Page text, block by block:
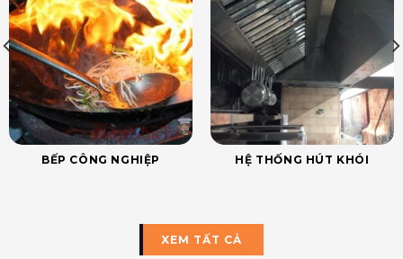
BẾP CÔNG NGHIỆP HỆ THỐNG HÚT KHÓI
XEM TẤT CẢ